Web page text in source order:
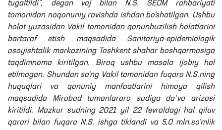
tugaltildi”, degan vaj bilan N.S. SEOM rahbariyati
tomonidan noqonuniy ravishda ishdan bo‘shatilgan. Ushbu
holat yuzasidan Vakil tomonidan qonunbuzilish holatlarini
bartaraf etish maqsadida Sanitariya-epidemiologik
osoyishtalik markazining Toshkent shahar boshqarmasiga
taqdimnoma kiritilgan. Biroq ushbu masala ijobiy hal
etilmagan. Shundan so‘ng Vakil tomonidan fuqaro N.S.ning
huquqlari va qonuniy manfaatlarini himoya qilish
maqsadida Mirobod tumanlararo sudiga daʼvo arizasi
kiritildi. Mazkur sudning 2021 yil 22 fevraldagi hal qiluv
qarori bilan fuqaro N.S. ishga tiklandi va 5,0 mln.so‘mlik